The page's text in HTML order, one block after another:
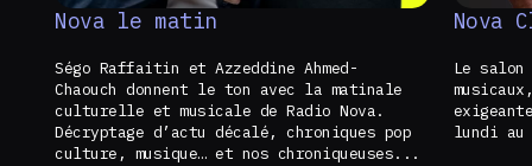
Nova le matin
Ségo Raffaitin et Azzeddine Ahmed-
Chaouch donnent le ton avec la matinale
culturelle et musicale de Radio Nova.
Décryptage d’actu décalé, chroniques pop
culture, musique… et nos chroniqueuses...
Nova
Le
lundi au